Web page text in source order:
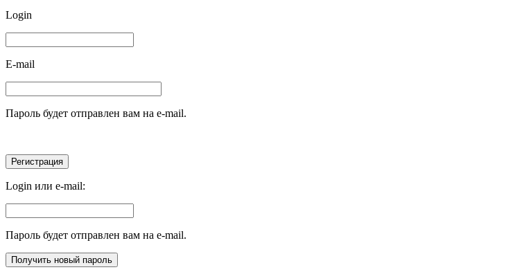
Login
E-mail
Пароль будет отправлен вам на e-mail.
Login или e-mail:
Пароль будет отправлен вам на e-mail.